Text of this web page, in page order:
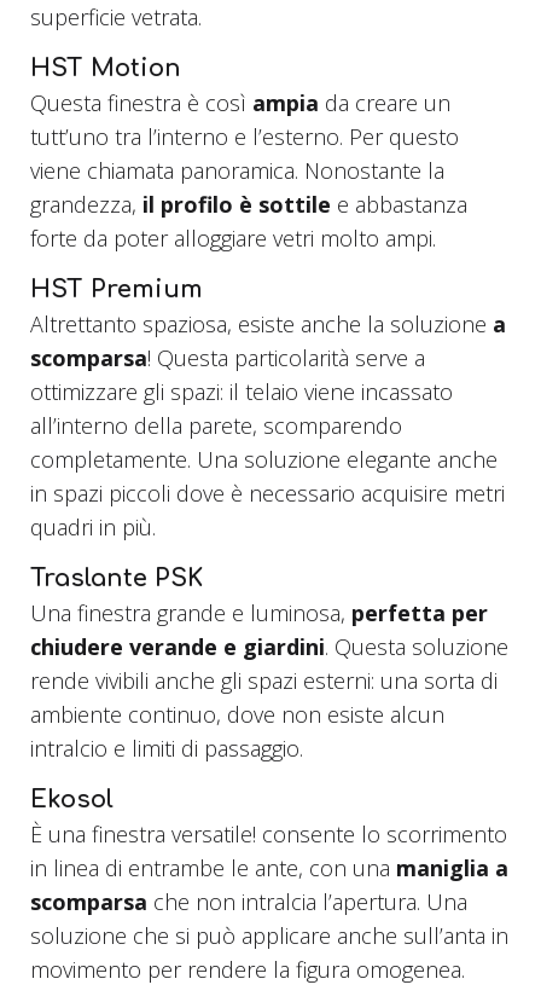
superficie vetrata.
HST Motion
Questa finestra è così ampia da creare un
tutt’uno tra l’interno e l’esterno. Per questo
viene chiamata panoramica. Nonostante la
grandezza, il profilo è sottile e abbastanza
forte da poter alloggiare vetri molto ampi.
HST Premium
Altrettanto spaziosa, esiste anche la soluzione a
scomparsa! Questa particolarità serve a
ottimizzare gli spazi: il telaio viene incassato
all’interno della parete, scomparendo
completamente. Una soluzione elegante anche
in spazi piccoli dove è necessario acquisire metri
quadri in più.
Traslante PSK
Una finestra grande e luminosa, perfetta per
chiudere verande e giardini. Questa soluzione
rende vivibili anche gli spazi esterni: una sorta di
ambiente continuo, dove non esiste alcun
intralcio e limiti di passaggio.
Ekosol
È una finestra versatile! consente lo scorrimento
in linea di entrambe le ante, con una maniglia a
scomparsa che non intralcia l’apertura. Una
soluzione che si può applicare anche sull’anta in
movimento per rendere la figura omogenea.